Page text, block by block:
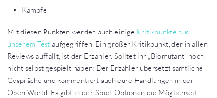
Kämpfe
Mit diesen Punkten werden auch einige Kritikpunkte aus
unserem Test aufgegriffen. Ein großer Kritikpunkt, der in allen
Reviews auffällt, ist der Erzähler. Solltet ihr „Biomutant“ noch
nicht selbst gespielt haben: Der Erzähler übersetzt sämtliche
Gespräche und kommentiert auch eure Handlungen in der
Open World. Es gibt in den Spiel-Optionen die Möglichkeit,